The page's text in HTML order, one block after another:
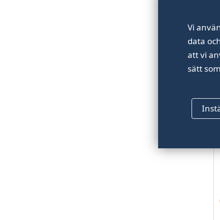
Vi
data
att vi
sätt